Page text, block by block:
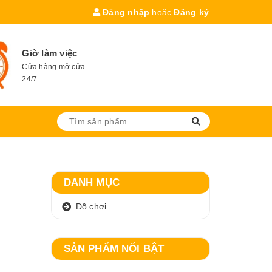
Đăng nhập hoặc Đăng ký
Giờ làm việc
Cửa hàng mở cửa
24/7
DANH MỤC
Đồ chơi
SẢN PHẨM NỔI BẬT